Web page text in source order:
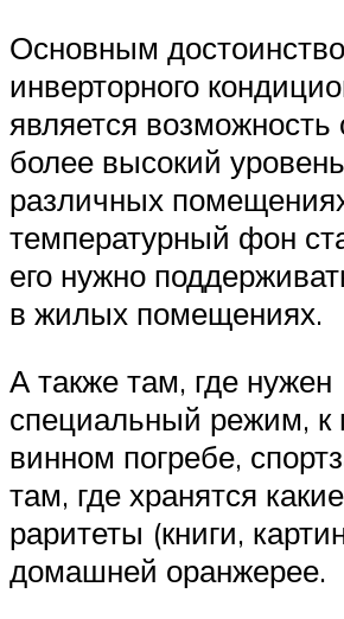
Основным
инверторного
является возможность
более высокий
различных
температурный фон
его нужно
в жилых помещениях.
А также там, где нужен
специальный режим, к
винном погребе,
там, где хранятся
раритеты (книги,
домашней оранжерее.